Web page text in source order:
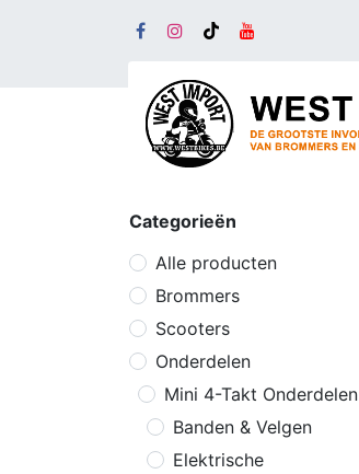
Categorieën
Alle producten
Brommers
Scooters
Onderdelen
Mini 4-Takt Onderdelen
Banden & Velgen
Elektrische